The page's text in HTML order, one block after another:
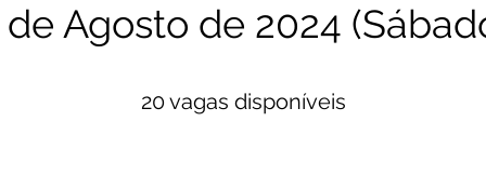
de Agosto de 2024
20 vagas disponíveis